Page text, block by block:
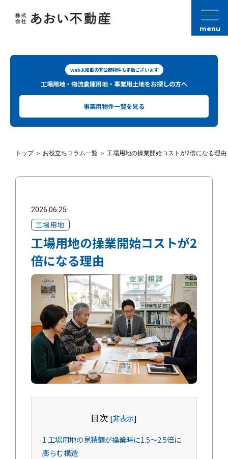
menu
Web未掲載の非公開物件も多数ございます
工場用地・物流倉庫用地・事業用土地をお探しの方へ
事業用物件一覧を見る
トップ＞ お役立ちコラム一覧＞ 工場用地の操業開始コストが2倍になる理由
2026.06.25
工場用地
工場用地の操業開始コストが2
倍になる理由
目次 [非表示]
1 工場用地の見積額が操業時に1.5～2.5倍に
膨らむ構造